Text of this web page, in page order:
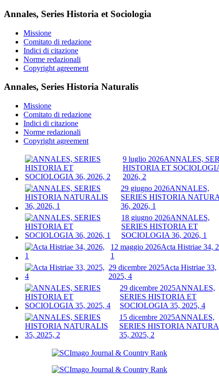
Annales, Series Historia et Sociologia
Missione
Comitato di redazione
Indici di citazione
Norme redazionali
Copyright agreement
Annales, Series Historia Naturalis
Missione
Comitato di redazione
Indici di citazione
Norme redazionali
Copyright agreement
9 luglio 2026ANNALES,
HISTORIA ET
2026, 2
29 giugno 2026ANNALES,
SERIES HISTORIA
36, 2026, 1
18 giugno 2026ANNALES,
SERIES HISTORIA ET
SOCIOLOGIA 36, 2026, 1
12 maggio 2026Acta Histriae 34,
1
29 dicembre 2025Acta Histriae 33,
2025, 4
29 dicembre 2025ANNALES,
SERIES HISTORIA ET
SOCIOLOGIA 35, 2025, 4
15 dicembre 2025ANNALES,
SERIES HISTORIA
35, 2025, 2